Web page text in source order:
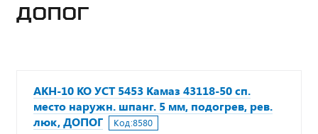
ДОПОГ
АКН-10 КО УСТ 5453 Камаз 43118-50 сп.
место наружн. шпанг. 5 мм, подогрев, рев.
люк, ДОПОГ
Код:8580